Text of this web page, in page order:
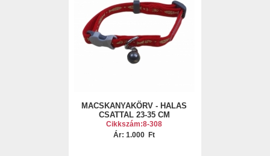
MACSKANYAKÖRV - HALAS
CSATTAL 23-35 CM
Cikkszám:8-308
Ár: 1.000 Ft